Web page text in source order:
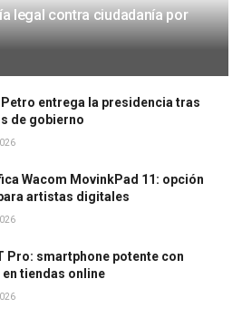
legal contra ciudadanía por
entrega la presidencia tras
de gobierno
Wacom MovinkPad 11: opción
artistas digitales
Pro: smartphone potente con
tiendas online